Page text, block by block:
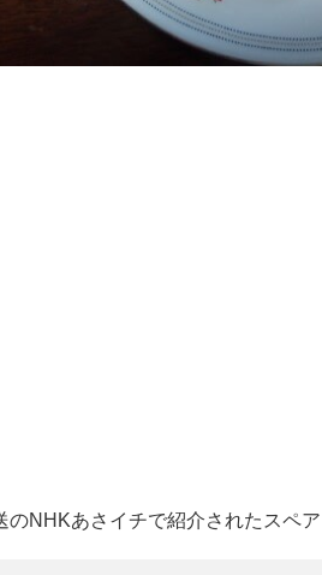
のNHKあさイチで紹介されたスペ